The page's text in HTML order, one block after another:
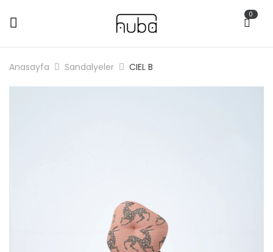
0
Anasayfa Sandalyeler CIEL B